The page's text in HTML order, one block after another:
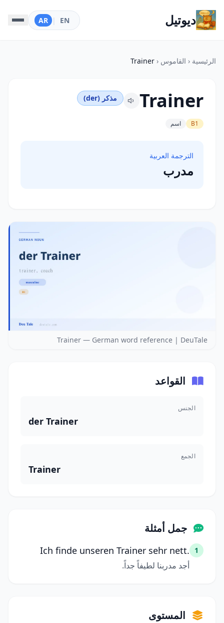
ديوتيل EN
|
AR
الرئيسية ‹ القاموس ‹
Trainer
Trainer مذكر (der)
B1 اسم
الترجمة العربية
مدرب
Trainer — German word reference | DeuTale
القواعد
الجنس
der Trainer
الجمع
Trainer
جمل أمثلة
1
Ich finde unseren Trainer sehr nett.
أجد مدربنا لطيفاً جداً.
المستوى